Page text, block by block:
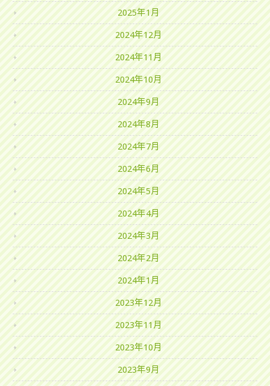
2025年1月
2024年12月
2024年11月
2024年10月
2024年9月
2024年8月
2024年7月
2024年6月
2024年5月
2024年4月
2024年3月
2024年2月
2024年1月
2023年12月
2023年11月
2023年10月
2023年9月